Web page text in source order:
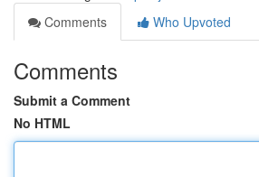
Comments
Who Upvoted
Comments
Submit a Comment
No HTML